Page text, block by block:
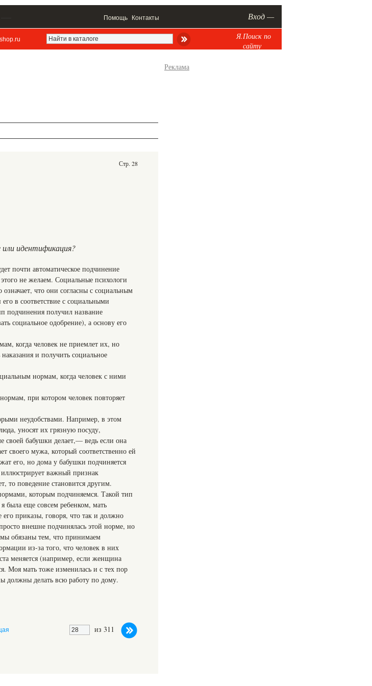
Помощь Контакты Вход —
Я.Поиск по
сайту
Стр. 28
идентификация?
почти автоматическое подчинение
не желаем. Социальные психологи
что они согласны с социальным
в соответствие с социальными
подчинения получил название
социальное одобрение), а основу его
когда человек не приемлет их, но
и получить социальное
нормам, когда человек с ними
при котором человек повторяет
неудобствами. Например, в этом
уносят их грязную посуду,
своей бабушки делает,— ведь если она
своего мужа, который соответственно ей
его, но дома у бабушки подчиняется
иллюстрирует важный признак
то поведение становится другим.
которым подчиняемся. Такой тип
была еще совсем ребенком, мать
приказы, говоря, что так и должно
внешне подчинялась этой норме, но
обязаны тем, что принимаем
из-за того, что человек в них
меняется (например, если женщина
Моя мать тоже изменилась и с тех пор
делать всю работу по дому.
из 311
Реклама